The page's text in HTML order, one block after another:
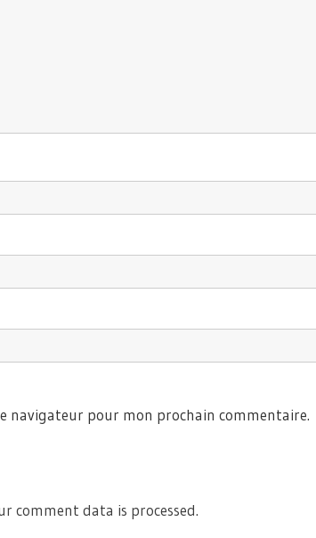
navigateur pour mon prochain commentaire.
comment data is processed.